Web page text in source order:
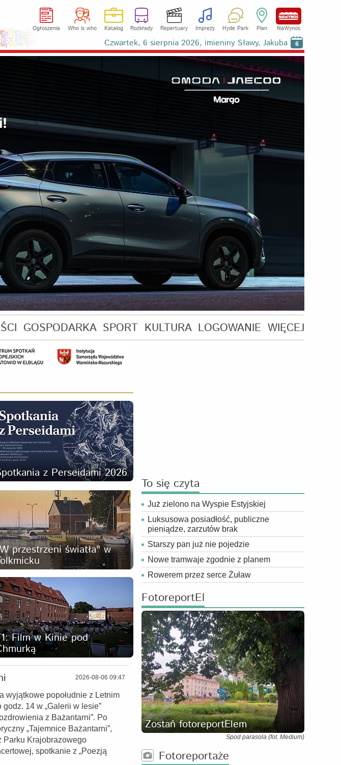
Ogłoszenia Who is who Katalog Rozkłady Repertuary Imprezy Hyde Park Plan NaWynos
Czwartek, 6 sierpnia 2026, imieniny Sławy, Jakuba 6
GOSPODARKA SPORT KULTURA LOGOWANIE WIĘCEJ
z Perseidami 2026
przestrzeni światła" w
Film w Kinie pod
2026-08-06 09:47
wyjątkowe popołudnie z Letnim
14 w „Galerii w lesie”
z Bażantarni”. Po
„Tajemnice Bażantarni”,
Parku Krajobrazowego
spotkanie z „Poezją
To się czyta
Już zielono na Wyspie Estyjskiej
Luksusowa posiadłość, publiczne
pieniądze, zarzutów brak
Starszy pan już nie pojedzie
Nowe tramwaje zgodnie z planem
Rowerem przez serce Żuław
FotoreportEl
Zostań fotoreportElem
Spod parasola (fot. Medium)
Fotoreportaże